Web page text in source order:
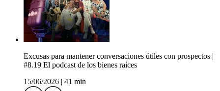
Excusas para mantener conversaciones útiles con prospectos |
#8.19 El podcast de los bienes raíces
15/06/2026
41 min